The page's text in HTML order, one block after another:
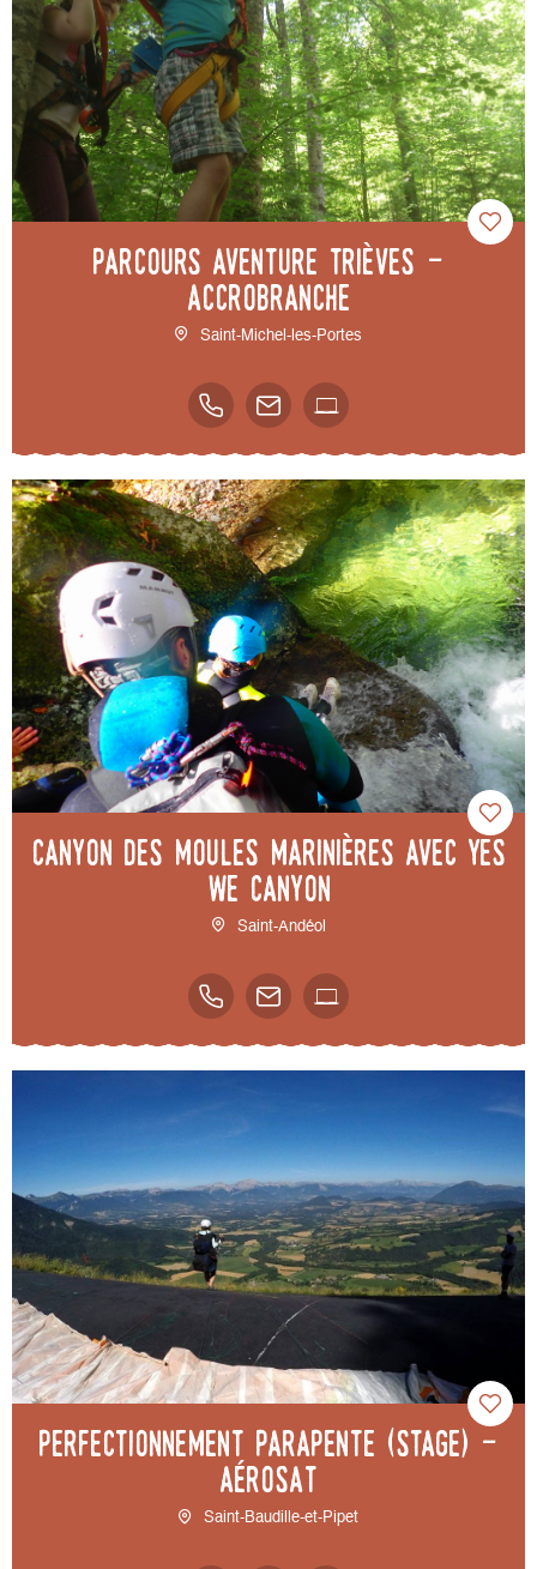
Parcours aventure Trièves -
Accrobranche
Saint-Michel-les-Portes
Canyon des Moules Marinières avec Yes
We Canyon
Saint-Andéol
Perfectionnement Parapente (Stage) -
AéroSAT
Saint-Baudille-et-Pipet